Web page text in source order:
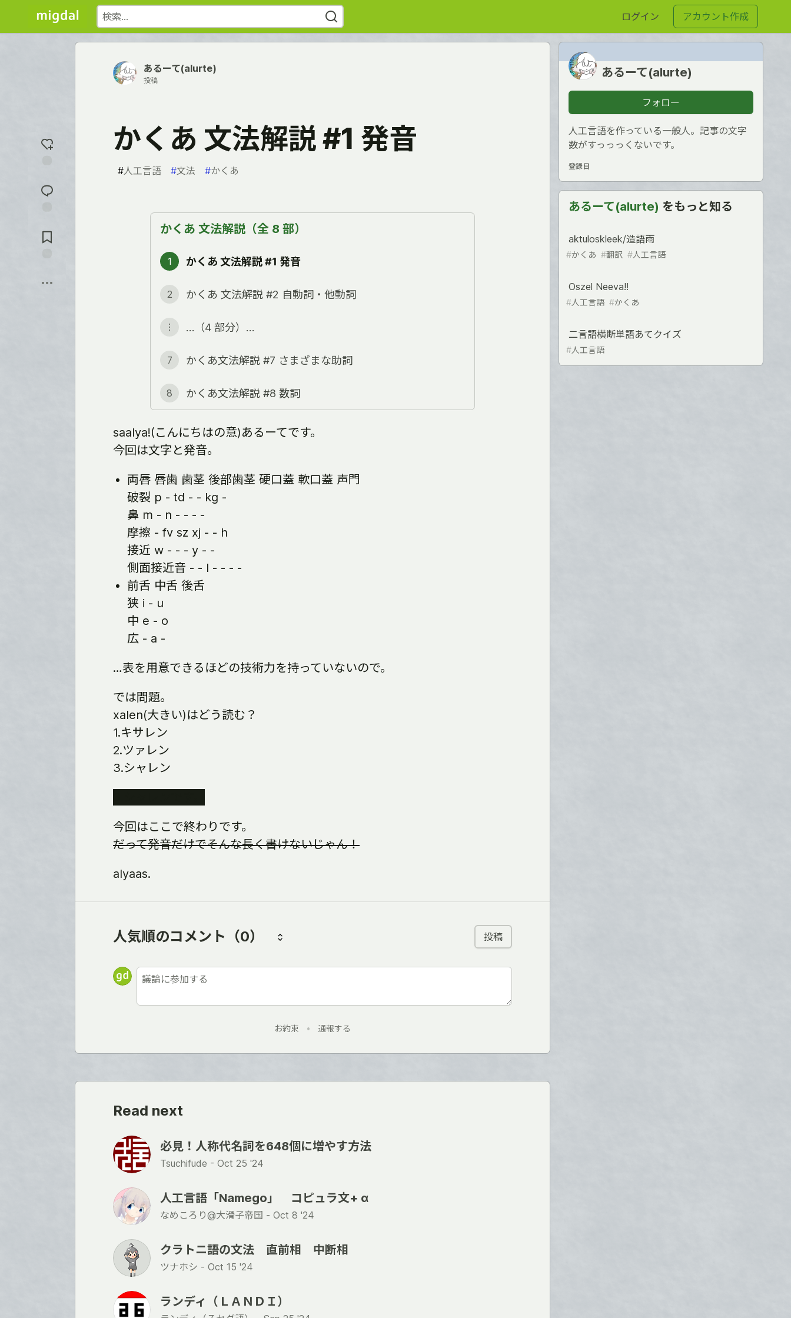
ログイン アカウント作成
応
を
メ
ン
ぶ
あるーて(alurte)
投稿
かくあ 文法解説 #1 発音
#人工言語 #文法 #かくあ
かくあ 文法解説（全 8 部）
1 かくあ 文法解説 #1 発音
2 かくあ 文法解説 #2 自動詞・他動詞
︙ …（4 部分）…
7 かくあ文法解説 #7 さまざまな助詞
8 かくあ文法解説 #8 数詞
saalya!(こんにちはの意)あるーてです。
今回は文字と発音。
両唇 唇歯 歯茎 後部歯茎 硬口蓋 軟口蓋 声門
破裂 p - td - - kg -
鼻 m - n - - - -
摩擦 - fv sz xj - - h
接近 w - - - y - -
側面接近音 - - l - - - -
前舌 中舌 後舌
狭 i - u
中 e - o
広 - a -
…表を用意できるほどの技術力を持っていないので。
では問題。
xalen(大きい)はどう読む？
1.キサレン
2.ツァレン
3.シャレン
今回はここで終わりです。
だって発音だけでそんな長く書けないじゃん！
alyaas.
人気順のコメント （0） 投稿
お約束 • 通報する
Read next
必見！人称代名詞を648個に増やす方法
Tsuchifude - Oct 25 '24
人工言語「Namego」 コピュラ文+ α
なめころり@大滑子帝国 - Oct 8 '24
クラトニ語の文法 直前相 中断相
ツナホシ - Oct 15 '24
ランディ（ＬＡＮＤＩ）
あるーて(alurte)
フォロー
人工言語を作っている一般人。記事の文字
数がすっっっくないです。
登録日
あるーて(alurte) をもっと知る
aktuloskleek/造語雨
#かくあ #翻訳 #人工言語
Oszel Neeva!!
#人工言語 #かくあ
二言語横断単語あてクイズ
#人工言語